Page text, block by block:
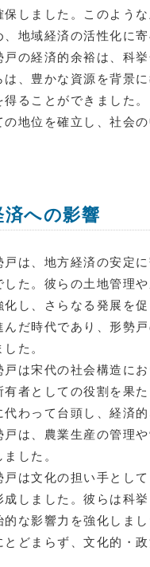
保しました。このよう
、地域経済の活性化に寄
戸の経済的余裕は、科
は、豊かな資源を背景
得ることができました
の地位を確立し、社会
済への影響
戸は、地方経済の安定
した。彼らの土地管理
化し、さらなる発展を
んだ時代であり、形勢
した。
戸は宋代の社会構造に
有者としての役割を果
代わって台頭し、経済
戸は、農業生産の管理
ました。
戸は文化の担い手とし
成しました。彼らは科
的な影響力を強化しま
とどまらず、文化的・